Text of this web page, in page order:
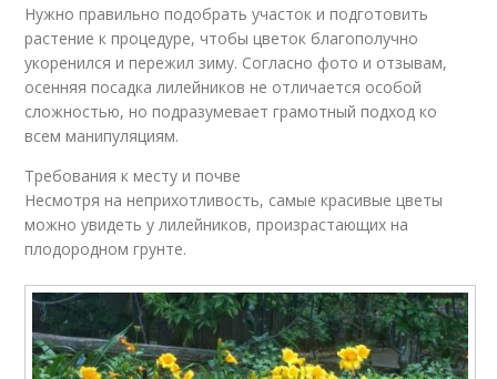
Нужно правильно подобрать участок и подготовить
растение к процедуре, чтобы цветок благополучно
укоренился и пережил зиму. Согласно фото и отзывам,
осенняя посадка лилейников не отличается особой
сложностью, но подразумевает грамотный подход ко
всем манипуляциям.
Требования к месту и почве
Несмотря на неприхотливость, самые красивые цветы
можно увидеть у лилейников, произрастающих на
плодородном грунте.